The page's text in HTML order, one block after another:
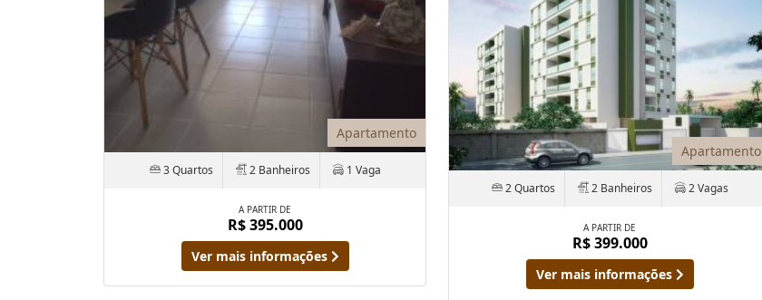
Apartamento
3 Quartos 2 Banheiros 1 Vaga
A PARTIR DE
R$ 395.000
Ver mais informações
Apartamento
2 Quartos 2 Banheiros 2 Vagas
A PARTIR DE
R$ 399.000
Ver mais informações